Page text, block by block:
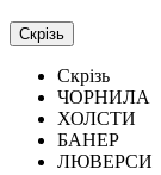
Скрізь
Скрізь
ЧОРНИЛА
ХОЛСТИ
БАНЕР
ЛЮВЕРСИ